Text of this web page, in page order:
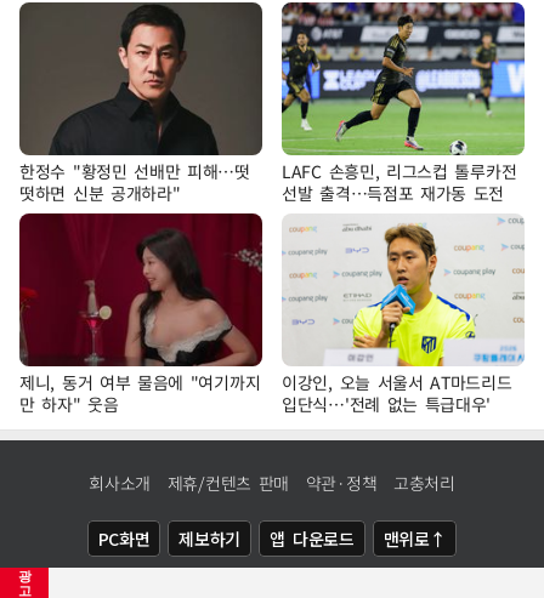
광
고
한정수 "황정민 선배만 피해…떳
떳하면 신분 공개하라"
LAFC 손흥민, 리그스컵 톨루카전
선발 출격…득점포 재가동 도전
제니, 동거 여부 물음에 "여기까지
만 하자" 웃음
이강인, 오늘 서울서 AT마드리드
입단식…'전례 없는 특급대우'
회사소개 제휴/컨텐츠 판매 약관·정책 고충처리
PC화면 제보하기 앱 다운로드 맨위로↑